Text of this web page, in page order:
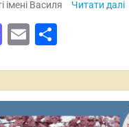
імені Василя Читати далі
Mastodon
Email